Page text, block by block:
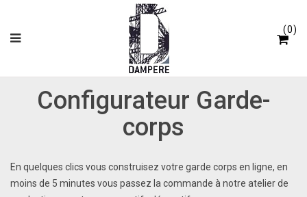
0
Configurateur Garde-
corps
En quelques clics vous construisez votre garde corps en ligne, en
moins de 5 minutes vous passez la commande à notre atelier de
Panneau de gestion des cookies